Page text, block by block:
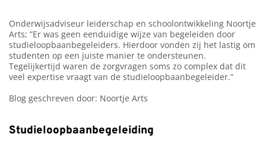
Onderwijsadviseur leiderschap en schoolontwikkeling Noortje
Arts; ”Er was geen eenduidige wijze van begeleiden door
studieloopbaanbegeleiders. Hierdoor vonden zij het lastig om
studenten op een juiste manier te ondersteunen.
Tegelijkertijd waren de zorgvragen soms zo complex dat dit
veel expertise vraagt van de studieloopbaanbegeleider.”
Blog geschreven door: Noortje Arts
Studieloopbaanbegeleiding